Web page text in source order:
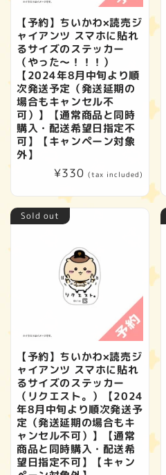
【予約】ちいかわ×読売ジ
ャイアンツ スマホに貼れ
るサイズのステッカー
（やった～！！！）
【2024年8月中旬より順
次発送予定（発送延期の
場合もキャンセル不
可）】【通常商品と同時
購入・配送希望日指定不
可】【キャンペーン対象
外】
Regular
¥330 (tax included)
Sold out
【予約】ちいかわ×読売ジ
ャイアンツ スマホに貼れ
るサイズのステッカー
（リクエスト。）【2024
年8月中旬より順次発送予
定（発送延期の場合もキ
ャンセル不可）】【通常
商品と同時購入・配送希
望日指定不可】【キャン